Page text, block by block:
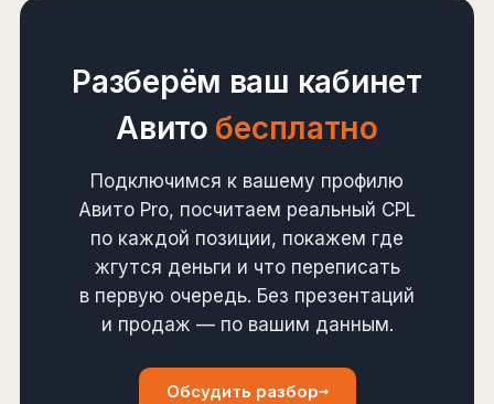
Разберём ваш кабинет
Авито бесплатно
Подключимся к вашему профилю
Авито Pro, посчитаем реальный CPL
по каждой позиции, покажем где
жгутся деньги и что переписать
в первую очередь. Без презентаций
и продаж — по вашим данным.
Обсудить разбор→